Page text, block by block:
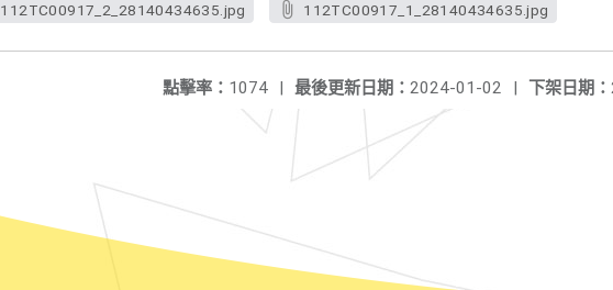
112TC00917_2_28140434635.jpg 112TC00917_1_28140434635.jpg
下架日期：
最後更新日期： 2024-01-02 |
點擊率： 1074 |